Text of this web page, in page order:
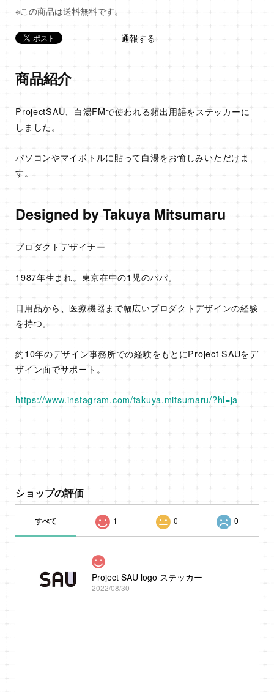
※この商品は送料無料です。
通報する
商品紹介
ProjectSAU、白湯FMで使われる頻出用語をステッカーに
しました。
パソコンやマイボトルに貼って白湯をお愉しみいただけま
す。
Designed by Takuya Mitsumaru
プロダクトデザイナー
1987年生まれ。東京在中の1児のパパ。
日用品から、医療機器まで幅広いプロダクトデザインの経験
を持つ。
約10年のデザイン事務所での経験をもとにProject SAUをデ
ザイン面でサポート。
https://www.instagram.com/takuya.mitsumaru/?hl=ja
ショップの評価
すべて 1 0 0
Project SAU logo ステッカー
2022/08/30